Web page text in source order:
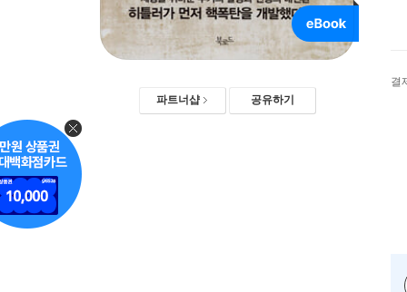
파트너샵 공유하기
결